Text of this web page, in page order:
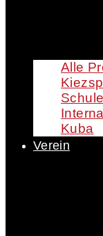
Alle
Kuba
Verein